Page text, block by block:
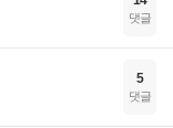
댓글
5
댓글